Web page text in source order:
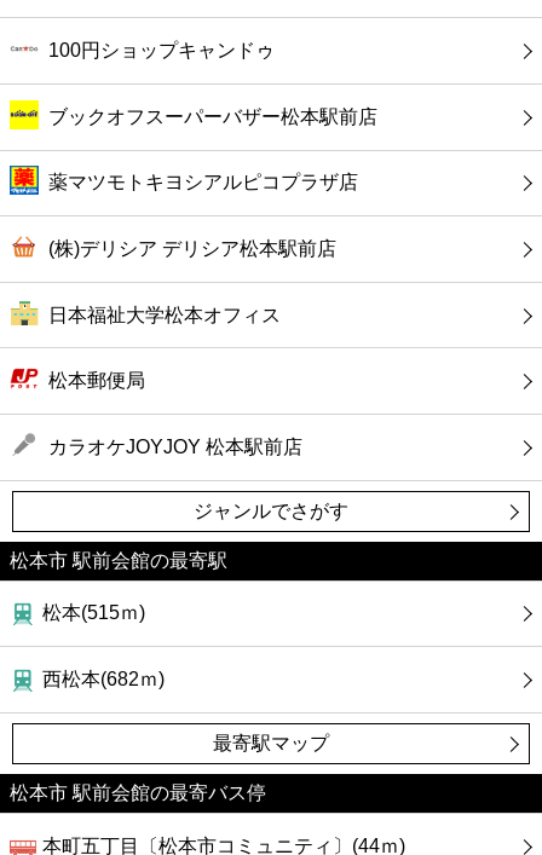
100円ショップキャンドゥ
ブックオフスーパーバザー松本駅前店
薬マツモトキヨシアルピコプラザ店
(株)デリシア デリシア松本駅前店
日本福祉大学松本オフィス
松本郵便局
カラオケJOYJOY 松本駅前店
ジャンルでさがす
松本市 駅前会館の最寄駅
松本(515ｍ)
西松本(682ｍ)
最寄駅マップ
松本市 駅前会館の最寄バス停
本町五丁目〔松本市コミュニティ〕(44ｍ)